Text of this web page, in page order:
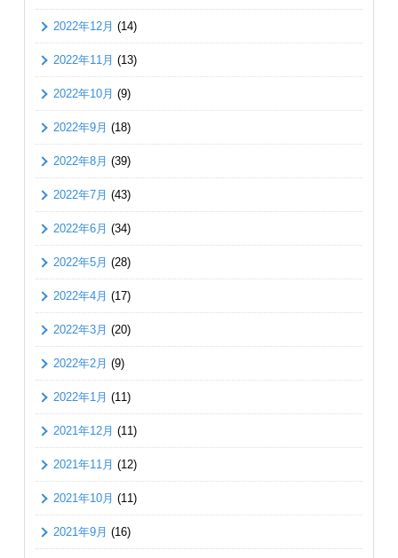
2022年12月 (14)
2022年11月 (13)
2022年10月 (9)
2022年9月 (18)
2022年8月 (39)
2022年7月 (43)
2022年6月 (34)
2022年5月 (28)
2022年4月 (17)
2022年3月 (20)
2022年2月 (9)
2022年1月 (11)
2021年12月 (11)
2021年11月 (12)
2021年10月 (11)
2021年9月 (16)